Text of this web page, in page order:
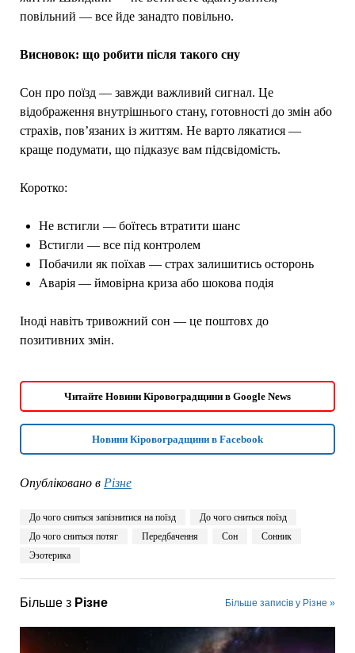
повільний — все йде занадто повільно.
Висновок: що робити після такого сну
Сон про поїзд — завжди важливий сигнал. Це
відображення внутрішнього стану, готовності до змін або
страхів, пов’язаних із життям. Не варто лякатися —
краще подумати, що підказує вам підсвідомість.
Коротко:
Не встигли — боїтесь втратити шанс
Встигли — все під контролем
Побачили як поїхав — страх залишитись осторонь
Аварія — ймовірна криза або шокова подія
Іноді навіть тривожний сон — це поштовх до
позитивних змін.
Читайте Новини Кіровоградщини в Google News
Новини Кіровоградщини в Facebook
Опубліковано в Різне
До чого сниться запізнитися на поїзд
До чого сниться поїзд
До чого сниться потяг
Передбачення Сон
Сонник
Эзотерика
Більше з Різне Більше записів у Різне »